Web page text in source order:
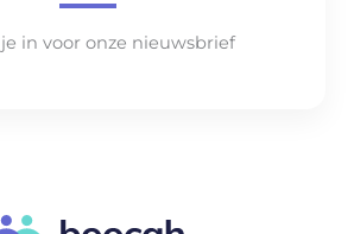
in voor onze nieuwsbrief